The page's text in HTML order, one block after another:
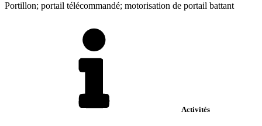
Portillon; portail télécommandé; motorisation de portail battant
Activités